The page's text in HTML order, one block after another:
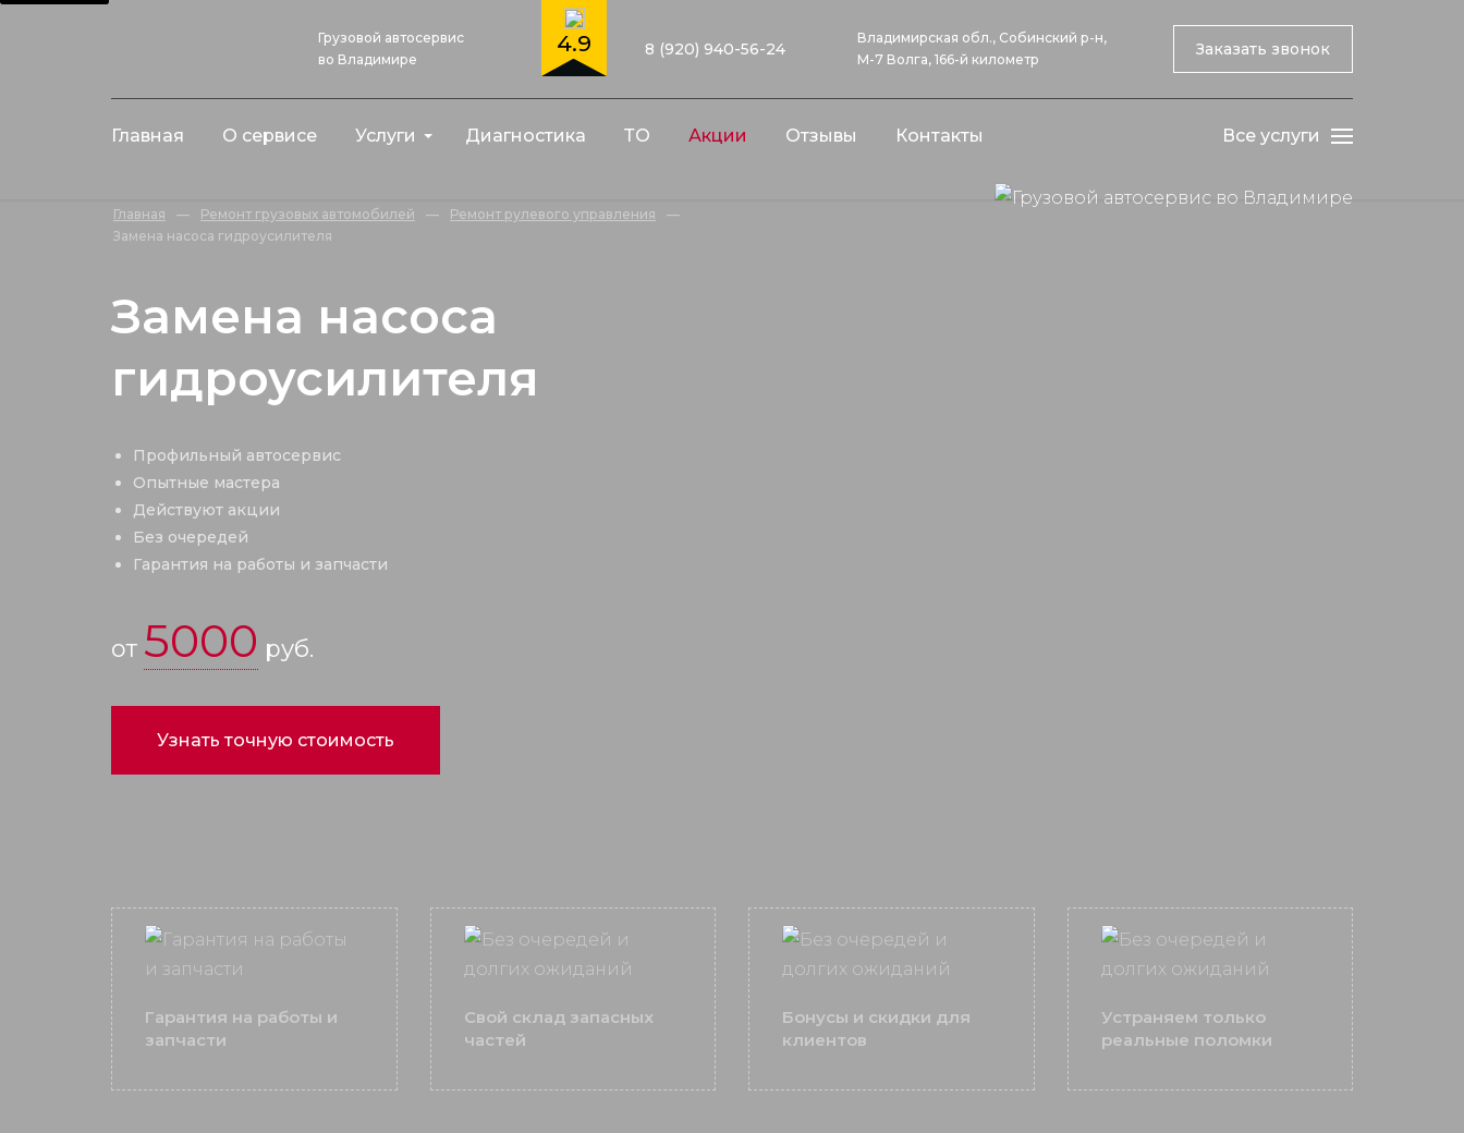
Грузовой автосервис
во Владимире
4.9 8 (920) 940-56-24
Владимирская обл., Собинский р-н,
М-7 Волга, 166-й километр
Заказать звонок
Главная О сервисе Услуги Диагностика ТО Акции Отзывы Контакты Все услуги
Главная — Ремонт грузовых автомобилей — Ремонт рулевого управления
—
Замена насоса гидроусилителя
Замена насоса
гидроусилителя
Профильный автосервис
Опытные мастера
Действуют акции
Без очередей
Гарантия на работы и запчасти
от 5000 руб.
Узнать точную стоимость
Гарантия на работы и
запчасти
Свой склад запасных
частей
Бонусы и скидки для
клиентов
Устраняем только
реальные поломки